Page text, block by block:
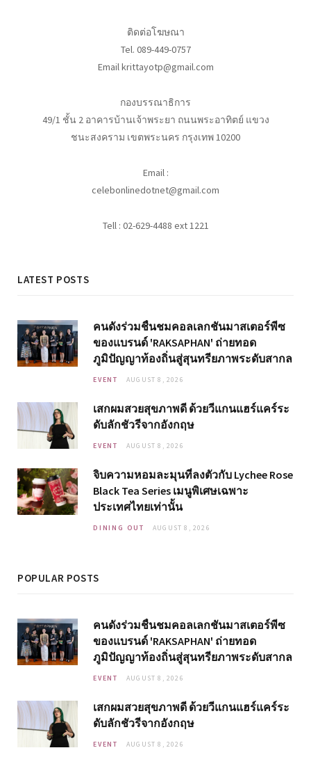
ติดต่อโฆษณา
Tel. 089-449-0757
Email krittayotp@gmail.com
กองบรรณาธิการ
49/1 ชั้น 2 อาคารบ้านเจ้าพระยา ถนนพระอาทิตย์ แขวง
ชนะสงคราม เขตพระนคร กรุงเทพ 10200
Email :
celebonlinedotnet@gmail.com
Tell : 02-629-4488 ext 1221
LATEST POSTS
คนดังร่วมชื่นชมคอลเลกชันมาสเตอร์พีซ
ของแบรนด์ 'RAKSAPHAN' ถ่ายทอด
ภูมิปัญญาท้องถิ่นสู่สุนทรียภาพระดับสากล
EVENT AUGUST 8, 2026
เสกผมสวยสุขภาพดี ด้วยวีแกนแฮร์แคร์ระ
ดับลักชัวรีจากอังกฤษ
EVENT AUGUST 8, 2026
จิบความหอมละมุนที่ลงตัวกับ Lychee Rose
Black Tea Series เมนูพิเศษเฉพาะ
ประเทศไทยเท่านั้น
DINING OUT AUGUST 8, 2026
POPULAR POSTS
คนดังร่วมชื่นชมคอลเลกชันมาสเตอร์พีซ
ของแบรนด์ 'RAKSAPHAN' ถ่ายทอด
ภูมิปัญญาท้องถิ่นสู่สุนทรียภาพระดับสากล
EVENT AUGUST 8, 2026
เสกผมสวยสุขภาพดี ด้วยวีแกนแฮร์แคร์ระ
ดับลักชัวรีจากอังกฤษ
EVENT AUGUST 8, 2026